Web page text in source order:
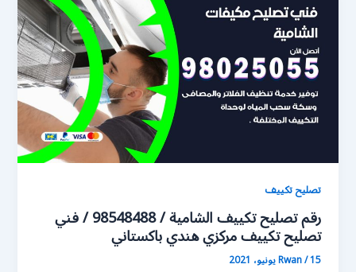
تصليح تكييف
رقم تصليح تكييف الشامية / 98548488 / فني
تصليح تكييف مركزي هندي باكستاني
Rwan/15 يونيو، 2021